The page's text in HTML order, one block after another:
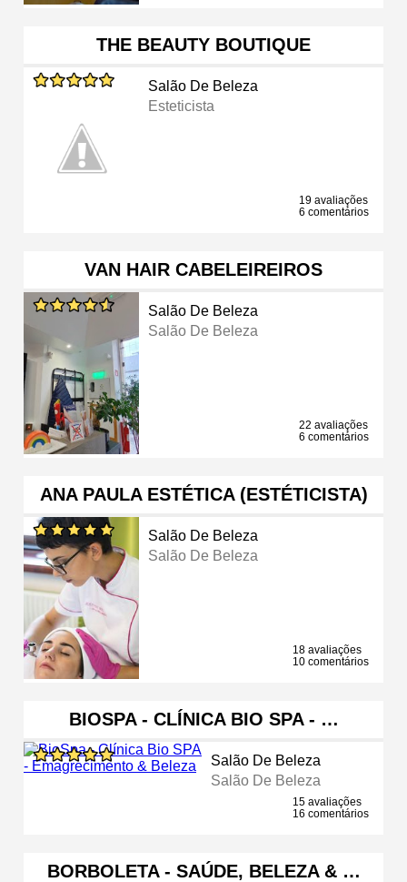
THE BEAUTY BOUTIQUE
Salão De Beleza
Esteticista
19 avaliações
6 comentários
VAN HAIR CABELEIREIROS
Salão De Beleza
Salão De Beleza
22 avaliações
6 comentários
ANA PAULA ESTÉTICA (ESTÉTICISTA)
Salão De Beleza
Salão De Beleza
18 avaliações
10 comentários
BIOSPA - CLÍNICA BIO SPA - …
Salão De Beleza
Salão De Beleza
15 avaliações
16 comentários
BORBOLETA - SAÚDE, BELEZA & …